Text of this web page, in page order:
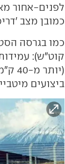
כמובן מצב
קוט"ש):
(יותר מ-40 ק"מ) בעוצמה מלאה סביב מסלול ה
ביצועים